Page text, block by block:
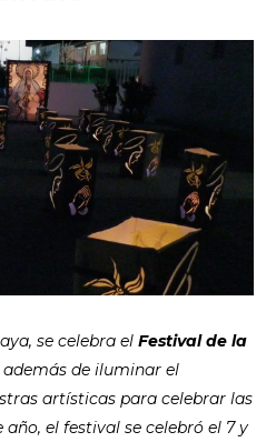
se celebra el Festival de la
además de iluminar el
artísticas para celebrar las
el festival se celebró el 7 y